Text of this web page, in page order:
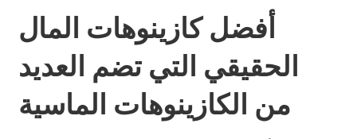
أفضل كازينوهات المال
الحقيقي التي تضم العديد
من الكازينوهات الماسية